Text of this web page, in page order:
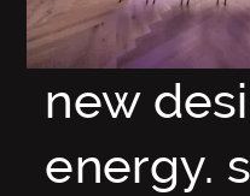
new
energy.